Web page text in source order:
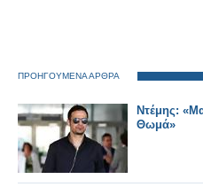
ΠΡΟΗΓΟΥΜΕΝΑ ΑΡΘΡΑ
Ντέμης:
Θωμά»